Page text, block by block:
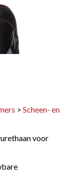
>Scheen- en
voor